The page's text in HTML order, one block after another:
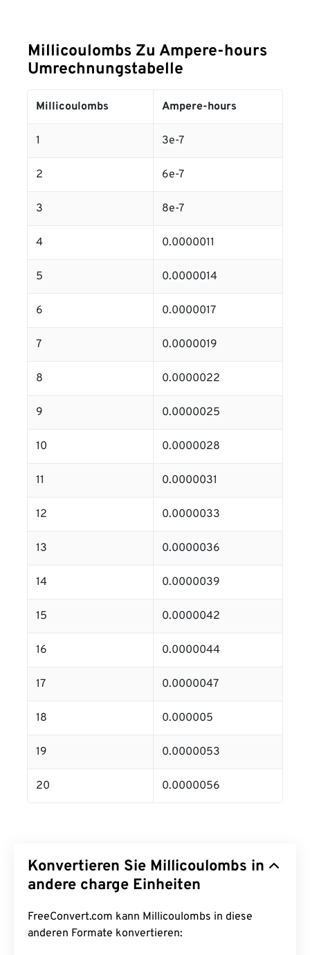
Millicoulombs Zu Ampere-hours
Umrechnungstabelle
Millicoulombs Ampere-hours
1 3e-7
2 6e-7
3 8e-7
4 0.0000011
5 0.0000014
6 0.0000017
7 0.0000019
8 0.0000022
9 0.0000025
10 0.0000028
11 0.0000031
12 0.0000033
13 0.0000036
14 0.0000039
15 0.0000042
16 0.0000044
17 0.0000047
18 0.000005
19 0.0000053
20 0.0000056
Konvertieren Sie Millicoulombs in
andere charge Einheiten
FreeConvert.com kann Millicoulombs in diese
anderen Formate konvertieren: